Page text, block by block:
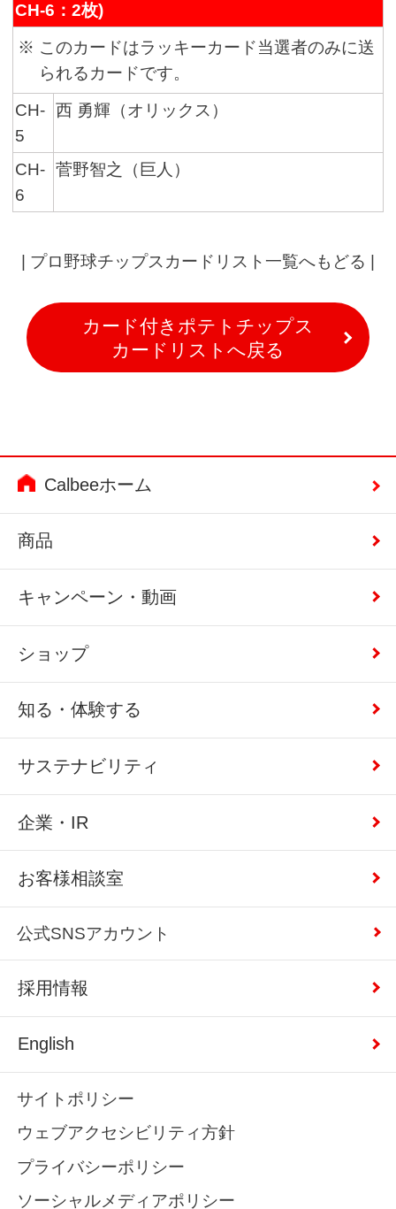
CH-6：2枚)
※ このカードはラッキーカード当選者のみに送
られるカードです。
CH-
5
西 勇輝（オリックス）
CH-
6
菅野智之（巨人）
プロ野球チップスカードリスト一覧へもどる
カード付きポテトチップス
カードリストへ戻る
Calbeeホーム
商品
キャンペーン・動画
ショップ
知る・体験する
サステナビリティ
企業・IR
お客様相談室
公式SNSアカウント
採用情報
English
サイトポリシー
ウェブアクセシビリティ方針
プライバシーポリシー
ソーシャルメディアポリシー